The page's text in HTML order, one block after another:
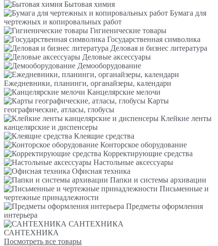
Бытовая химия
Бумага для
чертежных и копировальных работ
Гигиенические товары
Государственная символика
Деловая и бизнес литература
Деловые аксессуары
Демооборудование
Ежедневники, планинги, органайзеры, календари
Канцелярские мелочи
Карты
географические, атласы, глобусы
Клейкие ленты
канцелярские и диспенсеры
Клеящие средства
Конторское оборудование
Корректирующие средства
Настольные аксессуары
Офисная техника
Папки и системы архивации
Письменные и
чертежные принадлежности
Предметы оформления
интерьера
САНТЕХНИКА
САНТЕХНИКА
Посмотреть все товары